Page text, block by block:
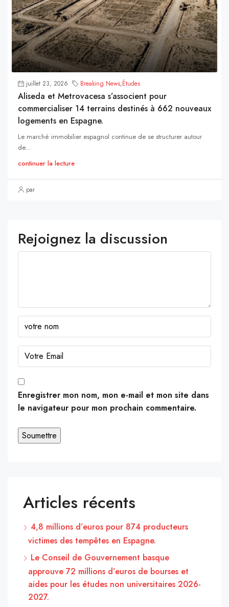
juillet 23, 2026 Breaking News,Études
Aliseda et Metrovacesa s’associent pour
commercialiser 14 terrains destinés à 662 nouveaux
logements en Espagne.
Le marché immobilier espagnol continue de se structurer autour
de...
continuer la lecture
par
Rejoignez la discussion
Enregistrer mon nom, mon e-mail et mon site dans
le navigateur pour mon prochain commentaire.
Articles récents
4,8 millions d’euros pour 874 producteurs
victimes des tempêtes en Espagne.
Le Conseil de Gouvernement basque
approuve 72 millions d’euros de bourses et
aides pour les études non universitaires 2026-
2027.